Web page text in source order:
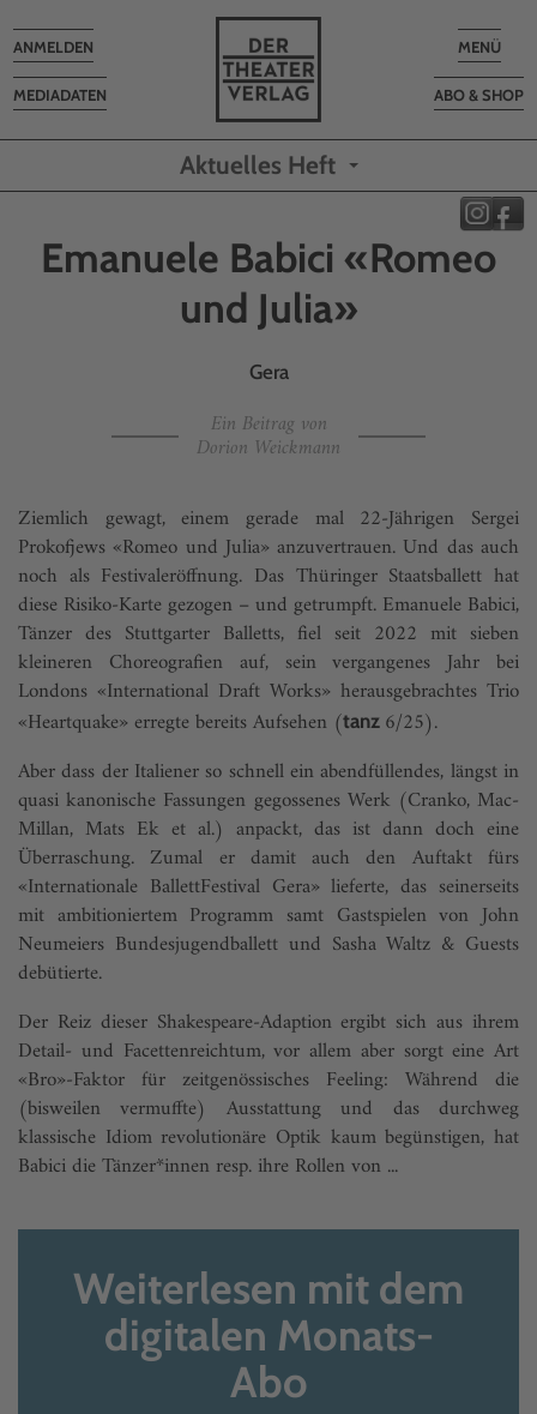
Toggle
MENÜ
ABO & SHOP
MEDIADATEN
Toggle
navigation
ANMELDEN
Aktuelles Heft
Emanuele Babici «Romeo
und Julia»
Gera
Ein Beitrag von
Dorion Weickmann
Ziemlich gewagt, einem gerade mal 22-Jährigen Sergei
Prokofjews «Romeo und Julia» anzuvertrauen. Und das auch
noch als Festivaleröffnung. Das Thüringer Staatsballett hat
diese Risiko-Karte gezogen – und getrumpft. Emanuele Babici,
Tänzer des Stuttgarter Balletts, fiel seit 2022 mit sieben
kleineren Choreografien auf, sein vergangenes Jahr bei
Londons «International Draft Works» herausgebrachtes Trio
«Heartquake» erregte bereits Aufsehen (tanz 6/25).
Aber dass der Italiener so schnell ein abendfüllendes, längst in
quasi kanonische Fassungen gegossenes Werk (Cranko, Mac-
Millan, Mats Ek et al.) anpackt, das ist dann doch eine
Überraschung. Zumal er damit auch den Auftakt fürs
«Internationale BallettFestival Gera» lieferte, das seinerseits
mit ambitioniertem Programm samt Gastspielen von John
Neumeiers Bundesjugendballett und Sasha Waltz & Guests
debütierte.
Der Reiz dieser Shakespeare-Adaption ergibt sich aus ihrem
Detail- und Facettenreichtum, vor allem aber sorgt eine Art
«Bro»-Faktor für zeitgenössisches Feeling: Während die
(bisweilen vermuffte) Ausstattung und das durchweg
klassische Idiom revolutionäre Optik kaum begünstigen, hat
Babici die Tänzer*innen resp. ihre Rollen von ...
Weiterlesen mit dem
digitalen Monats-
Abo